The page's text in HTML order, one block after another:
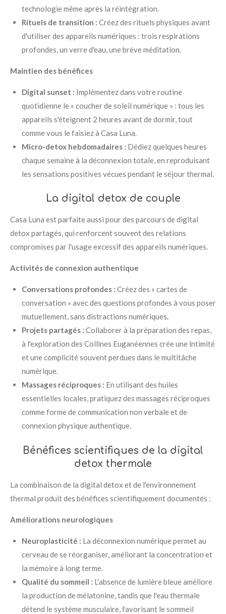
technologie même après la réintégration.
Rituels de transition : Créez des rituels physiques avant
d'utiliser des appareils numériques : trois respirations
profondes, un verre d'eau, une brève méditation.
Maintien des bénéfices
Digital sunset : Implémentez dans votre routine
quotidienne le « coucher de soleil numérique » : tous les
appareils s'éteignent 2 heures avant de dormir, tout
comme vous le faisiez à Casa Luna.
Micro-detox hebdomadaires : Dédiez quelques heures
chaque semaine à la déconnexion totale, en reproduisant
les sensations positives vécues pendant le séjour thermal.
La digital detox de couple
Casa Luna est parfaite aussi pour des parcours de digital
detox partagés, qui renforcent souvent des relations
compromises par l'usage excessif des appareils numériques.
Activités de connexion authentique
Conversations profondes : Créez des « cartes de
conversation » avec des questions profondes à vous poser
mutuellement, sans distractions numériques.
Projets partagés : Collaborer à la préparation des repas,
à l'exploration des Collines Euganéennes crée une intimité
et une complicité souvent perdues dans le multitâche
numérique.
Massages réciproques : En utilisant des huiles
essentielles locales, pratiquez des massages réciproques
comme forme de communication non verbale et de
connexion physique authentique.
Bénéfices scientifiques de la digital
detox thermale
La combinaison de la digital detox et de l'environnement
thermal produit des bénéfices scientifiquement documentés :
Améliorations neurologiques
Neuroplasticité : La déconnexion numérique permet au
cerveau de se réorganiser, améliorant la concentration et
la mémoire à long terme.
Qualité du sommeil : L'absence de lumière bleue améliore
la production de mélatonine, tandis que l'eau thermale
détend le système musculaire, favorisant le sommeil